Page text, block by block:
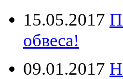
15.05.2017
обвеса!
09.01.2017